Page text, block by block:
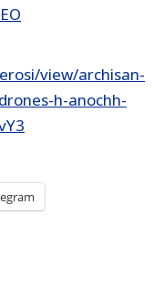
view/archisan-
h-anochh-